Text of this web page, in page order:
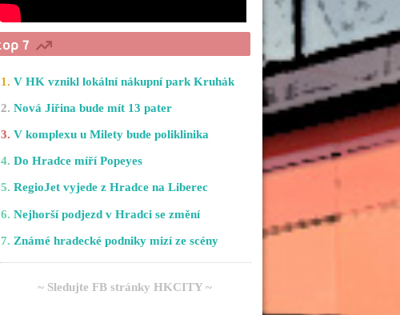
1. V HK vznikl lokální nákupní park Kruhák
2. Nová Jiřina bude mít 13 pater
3. V komplexu u Milety bude poliklinika
4. Do Hradce míří Popeyes
5. RegioJet vyjede z Hradce na Liberec
6. Nejhorší podjezd v Hradci se změní
7. Známé hradecké podniky mizí ze scény
~ Sledujte FB stránky HKCITY ~